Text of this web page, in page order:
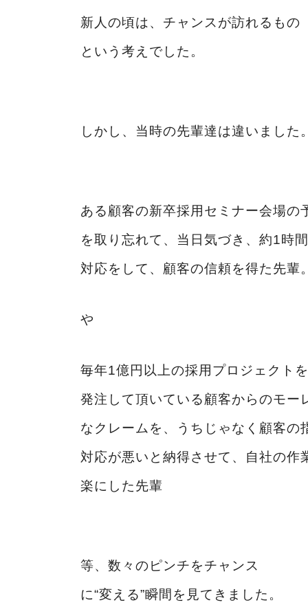
新人の頃は、チャンスが訪れるもの
という考えでした。
しかし、当時の先輩達は違いました。
ある顧客の新卒採用セミナー会場の
を取り忘れて、当日気づき、約1時
対応をして、顧客の信頼を得た先輩。
や
毎年1億円以上の採用プロジェクトを
発注して頂いている顧客からのモー
なクレームを、うちじゃなく顧客の
対応が悪いと納得させて、自社の作
楽にした先輩
等、数々のピンチをチャンス
に“変える”瞬間を見てきました。